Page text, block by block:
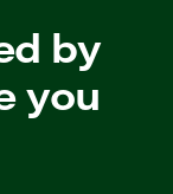
by
you